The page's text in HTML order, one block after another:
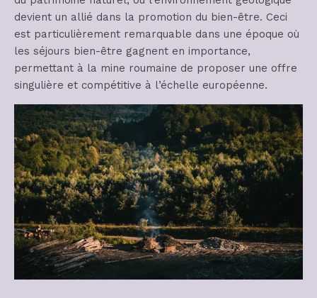
devient un allié dans la promotion du bien-être. Ceci
est particulièrement remarquable dans une époque où
les séjours bien-être gagnent en importance,
permettant à la mine roumaine de proposer une offre
singulière et compétitive à l’échelle européenne.